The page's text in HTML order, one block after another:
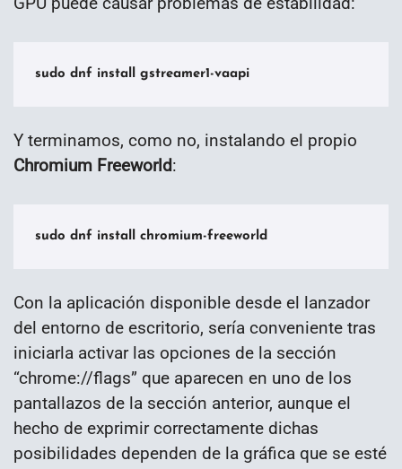
sudo dnf install gstreamer1-vaapi
Y terminamos, como no, instalando el propio
Chromium Freeworld:
sudo dnf install chromium-freeworld
Con la aplicación disponible desde el lanzador
del entorno de escritorio, sería conveniente tras
iniciarla activar las opciones de la sección
“chrome://flags” que aparecen en uno de los
pantallazos de la sección anterior, aunque el
hecho de exprimir correctamente dichas
posibilidades dependen de la gráfica que se esté